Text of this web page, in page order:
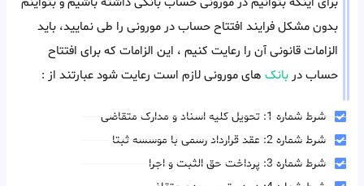
بدون مشکل فرایند افتتاح حساب در مورونی را طی نمایید، باید
الزامات قانونی آن را رعایت کنیم ، این الزامات که برای افتتاح
حساب در بانک های مورونی لازم است رعایت شود عبارتند از :
شرط شماره 1: تحویل کلیه اسناد و مدارک متقاضی
شرط شماره 2: عقد قرارداد رسمی با موسسه ثبتا
شرط شماره 3: پرداخت حق الثبت و اجرا